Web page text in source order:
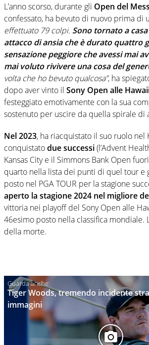
L’anno scorso, durante gli Open del
confessato, ha bevuto di nuovo prima di
effettuato 79 colpi. Sono tornato a
attacco di ansia che è durato quattro
sensazione peggiore che avessi mai
mai voluto rivivere una cosa del gener
volta che ho bevuto qualcosa”, ha
dopo aver vinto il Sony Open alle
festeggiato emotivamente con la sua
sostenuto per uscire da quella spirale di
Nel 2023, ha riacquistato il suo ruolo nel
conquistatodue successi(l’Advent
Kansas City e il Simmons Bank Open
quarto nella lista dei punti di quel tour e
posto nel PGA TOUR per la stagione
aperto la stagione 2024 nel migliore
vittoria nei playoff del Sony Open alle
46esimo posto nella classifica mondiale.
della morte.
Tiger Woods, tremendo incidente
immagini